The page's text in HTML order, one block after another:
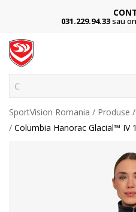
031.229.94.33sau
Caut
SportVision Romania Produse
Columbia Hanorac Glacial™ IV